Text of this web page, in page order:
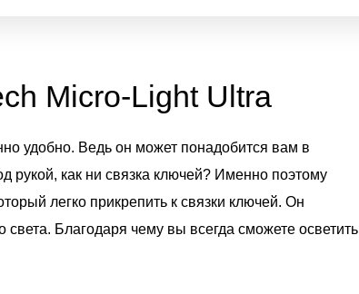
Micro-Light Ultra
удобно. Ведь он может понадобится вам в
рукой, как ни связка ключей? Именно поэтому
легко прикрепить к связки ключей. Он
Благодаря чему вы всегда сможете осветить